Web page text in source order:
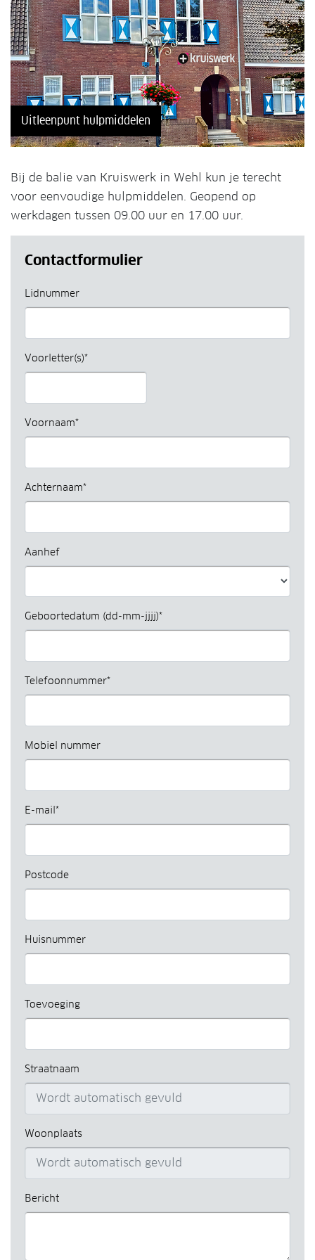
Uitleenpunt hulpmiddelen
Bij de balie van Kruiswerk in Wehl kun je terecht
voor eenvoudige hulpmiddelen. Geopend op
werkdagen tussen 09.00 uur en 17.00 uur.
Contactformulier
Lidnummer
Voorletter(s)*
Voornaam*
Achternaam*
Aanhef
Geboortedatum (dd-mm-jjjj)*
Telefoonnummer*
Mobiel nummer
E-mail*
Postcode
Huisnummer
Toevoeging
Straatnaam
Woonplaats
Bericht